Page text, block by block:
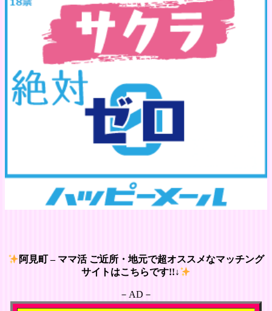
阿見町 – ママ活 ご近所・地元で超オススメなマッチング
サイトはこちらです!!↓
－AD－